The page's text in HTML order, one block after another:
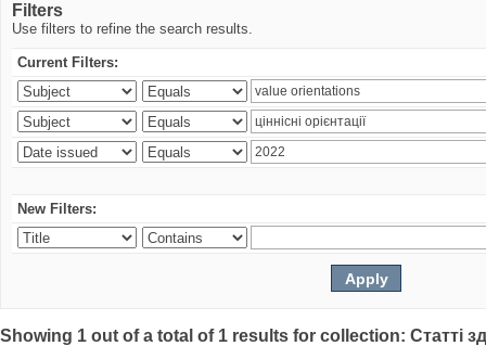
Filters
Use filters to refine the search results.
Current Filters:
New Filters:
Showing 1 out of a total of 1 results for collection: Статті